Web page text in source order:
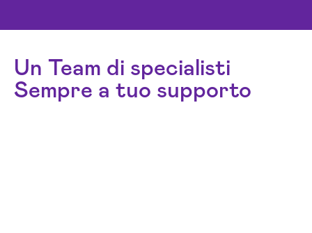
Un Team di specialisti
Sempre a tuo supporto